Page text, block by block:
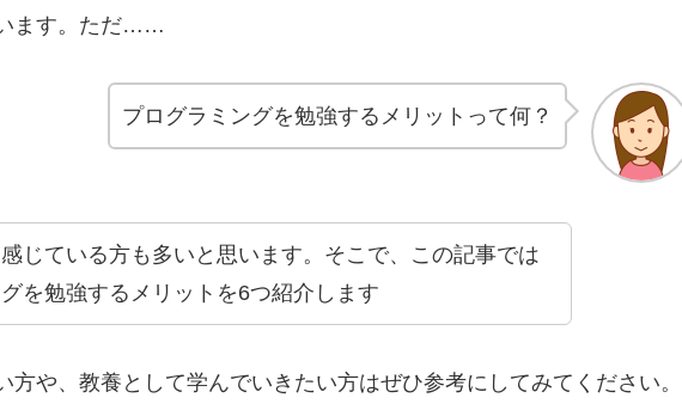
ます。ただ……
プログラミングを勉強するメリットって何？
じている方も多いと思います。そこで、この記事では
を勉強するメリットを6つ紹介します
方や、教養として学んでいきたい方はぜひ参考にしてみてください。